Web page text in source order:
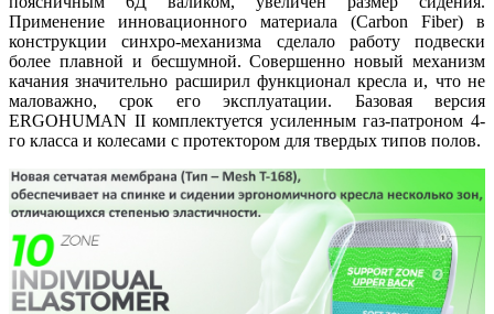
Применение инновационного материала (Carbon Fiber) в
конструкции синхро-механизма сделало работу подвески
более плавной и бесшумной. Совершенно новый механизм
качания значительно расширил функционал кресла и, что не
маловажно, срок его эксплуатации. Базовая версия
ERGOHUMAN II комплектуется усиленным газ-патроном 4-
го класса и колесами с протектором для твердых типов полов.